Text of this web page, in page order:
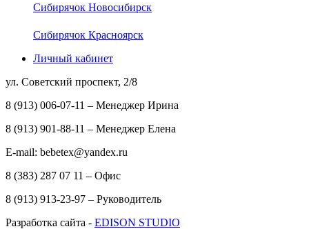
Сибирячок Новосибирск
Сибирячок Красноярск
Личный кабинет
ул. Советский проспект, 2/8
8 (913) 006-07-11 – Менеджер Ирина
8 (913) 901-88-11 – Менеджер Елена
E-mail: bebetex@yandex.ru
8 (383) 287 07 11 – Офис
8 (913) 913-23-97 – Руководитель
Разработка сайта - EDISON STUDIO